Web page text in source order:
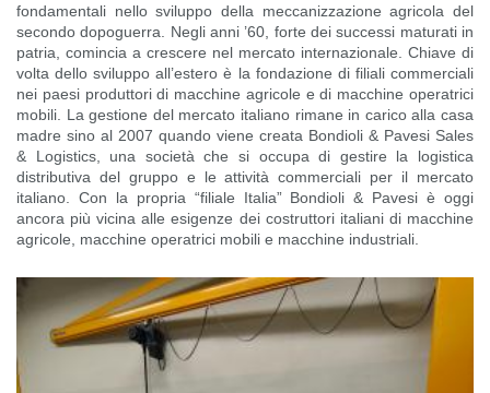
fondamentali nello sviluppo della meccanizzazione agricola del
secondo dopoguerra. Negli anni ’60, forte dei successi maturati in
patria, comincia a crescere nel mercato internazionale. Chiave di
volta dello sviluppo all’estero è la fondazione di filiali commerciali
nei paesi produttori di macchine agricole e di macchine operatrici
mobili. La gestione del mercato italiano rimane in carico alla casa
madre sino al 2007 quando viene creata Bondioli & Pavesi Sales
& Logistics, una società che si occupa di gestire la logistica
distributiva del gruppo e le attività commerciali per il mercato
italiano. Con la propria “filiale Italia” Bondioli & Pavesi è oggi
ancora più vicina alle esigenze dei costruttori italiani di macchine
agricole, macchine operatrici mobili e macchine industriali.